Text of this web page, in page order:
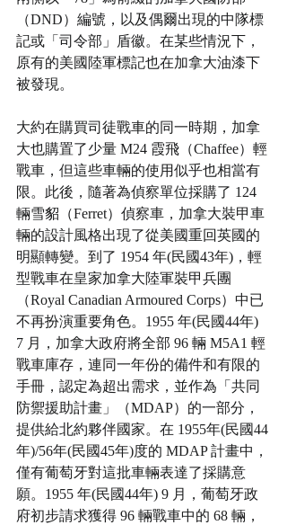
（DND）編號，以及偶爾出現的中隊標
記或「司令部」盾徽。在某些情況下，
原有的美國陸軍標記也在加拿大油漆下
被發現。
大約在購買司徒戰車的同一時期，加拿
大也購置了少量 M24 霞飛（Chaffee）輕
戰車，但這些車輛的使用似乎也相當有
限。此後，隨著為偵察單位採購了 124
輛雪貂（Ferret）偵察車，加拿大裝甲車
輛的設計風格出現了從美國重回英國的
明顯轉變。到了 1954 年(民國43年)，輕
型戰車在皇家加拿大陸軍裝甲兵團
（Royal Canadian Armoured Corps）中已
不再扮演重要角色。1955 年(民國44年)
7 月，加拿大政府將全部 96 輛 M5A1 輕
戰車庫存，連同一年份的備件和有限的
手冊，認定為超出需求，並作為「共同
防禦援助計畫」（MDAP）的一部分，
提供給北約夥伴國家。在 1955年(民國44
年)/56年(民國45年)度的 MDAP 計畫中，
僅有葡萄牙對這批車輛表達了採購意
願。1955 年(民國44年) 9 月，葡萄牙政
府初步請求獲得 96 輛戰車中的 68 輛，